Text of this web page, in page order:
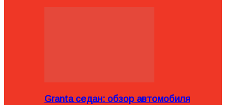
Granta седан: обзор автомобиля